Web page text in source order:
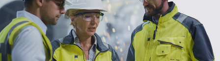
Academia
Planos de tuberías API
Guías de la industria